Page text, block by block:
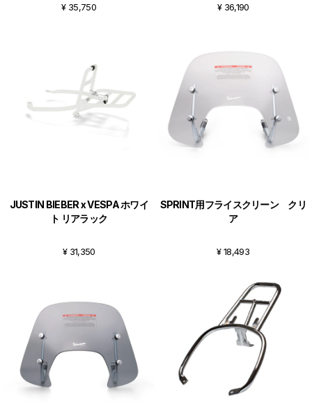
¥ 35,750 ¥ 36,190
JUSTIN BIEBER x VESPA ホワイ
ト リアラック
¥ 31,350
SPRINT用フライスクリーン クリ
ア
¥ 18,493